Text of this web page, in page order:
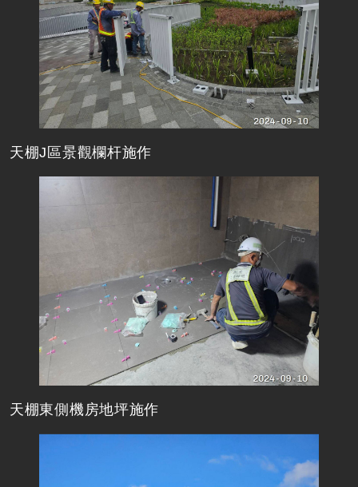
天棚J區景觀欄杆施作
天棚東側機房地坪施作